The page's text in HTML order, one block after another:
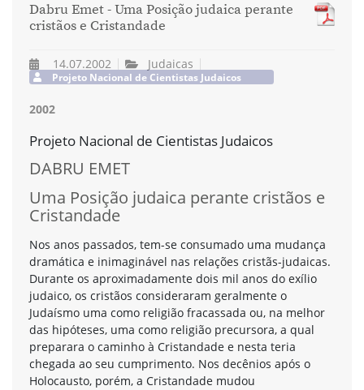
Dabru Emet - Uma Posição judaica perante
cristãos e Cristandade
14.07.2002 Judaicas
Projeto Nacional de Cientistas Judaicos
2002
Projeto Nacional de Cientistas Judaicos
DABRU EMET
Uma Posição judaica perante cristãos e
Cristandade
Nos anos passados, tem-se consumado uma mudança
dramática e inimaginável nas relações cristãs-judaicas.
Durante os aproximadamente dois mil anos do exílio
judaico, os cristãos consideraram geralmente o
Judaísmo uma como religião fracassada ou, na melhor
das hipóteses, uma como religião precursora, a qual
preparara o caminho à Cristandade e nesta teria
chegada ao seu cumprimento. Nos decênios após o
Holocausto, porém, a Cristandade mudou